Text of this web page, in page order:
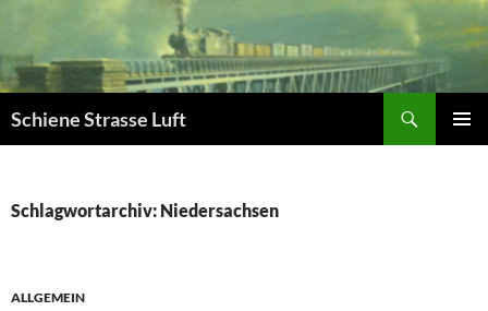
springen
Schiene Strasse Luft
Schlagwortarchiv: Niedersachsen
ALLGEMEIN